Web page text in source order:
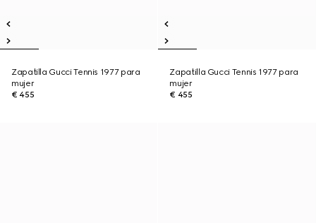
Zapatilla Gucci Tennis 1977 para
mujer
€ 455
Zapatilla Gucci Tennis 1977 para
mujer
€ 455